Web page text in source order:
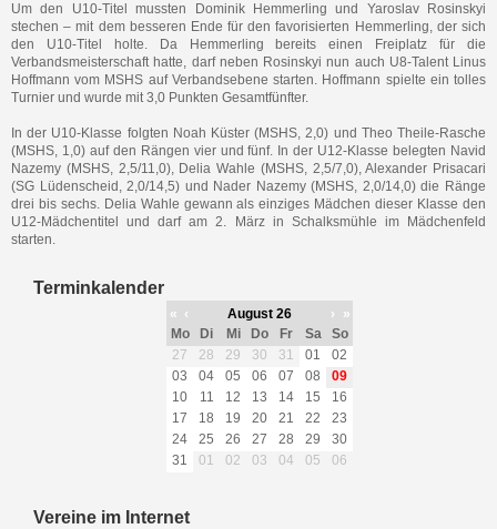
Um den U10-Titel mussten Dominik Hemmerling und Yaroslav Rosinskyi
stechen – mit dem besseren Ende für den favorisierten Hemmerling, der sich
den U10-Titel holte. Da Hemmerling bereits einen Freiplatz für die
Verbandsmeisterschaft hatte, darf neben Rosinskyi nun auch U8-Talent Linus
Hoffmann vom MSHS auf Verbandsebene starten. Hoffmann spielte ein tolles
Turnier und wurde mit 3,0 Punkten Gesamtfünfter.
In der U10-Klasse folgten Noah Küster (MSHS, 2,0) und Theo Theile-Rasche
(MSHS, 1,0) auf den Rängen vier und fünf. In der U12-Klasse belegten Navid
Nazemy (MSHS, 2,5/11,0), Delia Wahle (MSHS, 2,5/7,0), Alexander Prisacari
(SG Lüdenscheid, 2,0/14,5) und Nader Nazemy (MSHS, 2,0/14,0) die Ränge
drei bis sechs. Delia Wahle gewann als einziges Mädchen dieser Klasse den
U12-Mädchentitel und darf am 2. März in Schalksmühle im Mädchenfeld
starten.
Terminkalender
« ‹ August 26 ›
»
Mo
Di Mi Do Fr Sa
So
27
28 29 30 31 01
02
03
04 05 06 07 08
09
10
11 12 13 14 15
16
17
18 19 20 21 22
23
24
25 26 27 28 29
30
31
01 02 03 04 05 06
Vereine im Internet